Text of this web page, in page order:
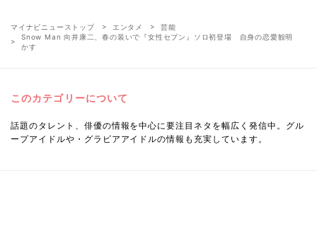
マイナビニューストップ エンタメ
芸能
Snow Man 向井康二、春の装いで『女性セブン』ソロ初登場 自身の恋愛観明
かす
このカテゴリーについて
話題のタレント、俳優の情報を中心に要注目ネタを幅広く発信中。グル
ープアイドルや・グラビアアイドルの情報も充実しています。